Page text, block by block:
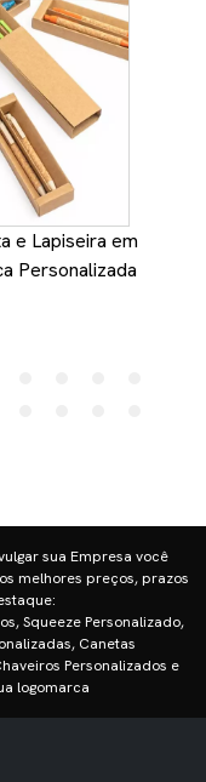
e Lapiseira em
Personalizada
sua Empresa você
melhores preços, prazos
Squeeze Personalizado,
Canetas
Personalizados e
logomarca